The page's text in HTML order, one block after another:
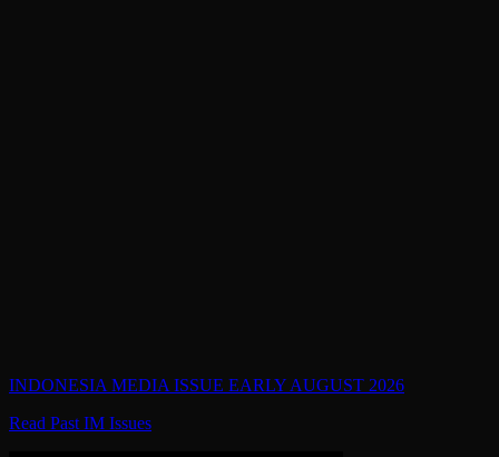
INDONESIA MEDIA ISSUE EARLY AUGUST 2026
Read Past IM Issues